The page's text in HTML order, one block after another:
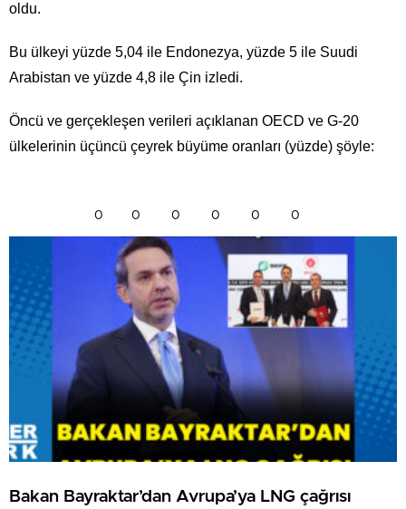
oldu.
Bu ülkeyi yüzde 5,04 ile Endonezya, yüzde 5 ile Suudi
Arabistan ve yüzde 4,8 ile Çin izledi.
Öncü ve gerçekleşen verileri açıklanan OECD ve G-20
ülkelerinin üçüncü çeyrek büyüme oranları (yüzde) şöyle:
0 0 0 0 0 0
Bakan Bayraktar’dan Avrupa’ya LNG çağrısı